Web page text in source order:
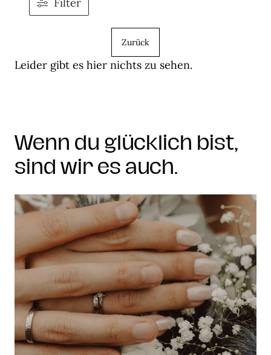
Zurück
Leider gibt es hier nichts zu sehen.
Wenn du glücklich bist,
sind wir es auch.